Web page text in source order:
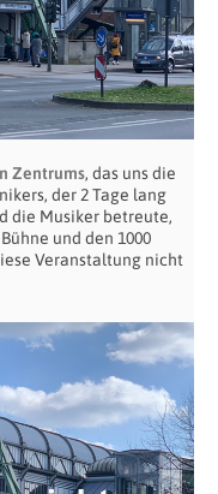
Zentrums, das uns die
der 2 Tage lang
die Musiker betreute,
und den 1000
Veranstaltung nicht